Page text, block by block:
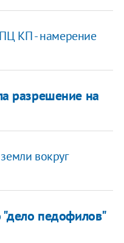
КП - намерение
разрешение на
вокруг
педофилов"